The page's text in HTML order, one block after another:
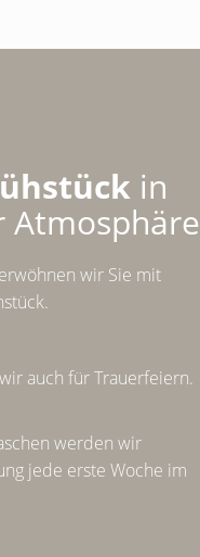
in
Atmosphäre
wir Sie mit
auch für Trauerfeiern.
werden wir
jede erste Woche im